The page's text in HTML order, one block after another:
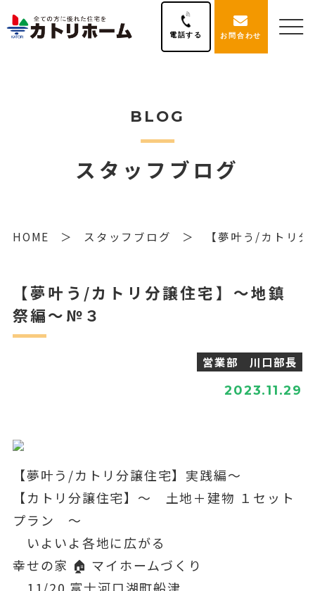
電話する お問合わせ
BLOG
スタッフブログ
HOME スタッフブログ 【夢叶う/カトリ
【夢叶う/カトリ分譲住宅】～地鎮
祭編～№３
営業部 川口部長
2023.11.29
【夢叶う/カトリ分譲住宅】実践編～
【カトリ分譲住宅】〜 土地＋建物 １セット
プラン 〜
いよいよ各地に広がる
幸せの家 🏠 マイホームづくり
11/20.富士河口湖町船津